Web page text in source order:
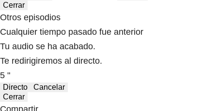
Cerrar
Otros episodios
Cualquier tiempo pasado fue anterior
Tu audio se ha acabado.
Te redirigiremos al directo.
5 "
Directo
Cancelar
Cerrar
Compartir